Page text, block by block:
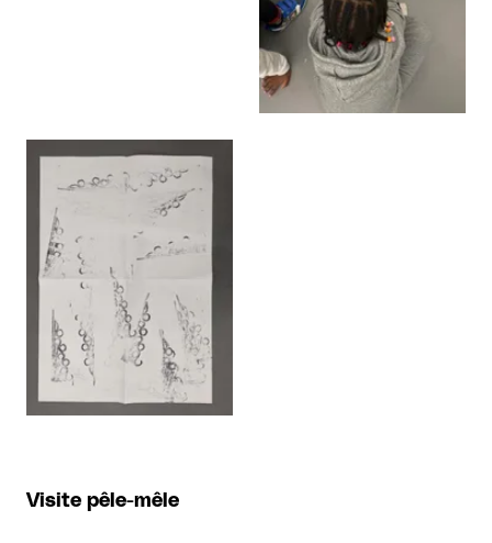
Agrandir
Visite pêle-mêle